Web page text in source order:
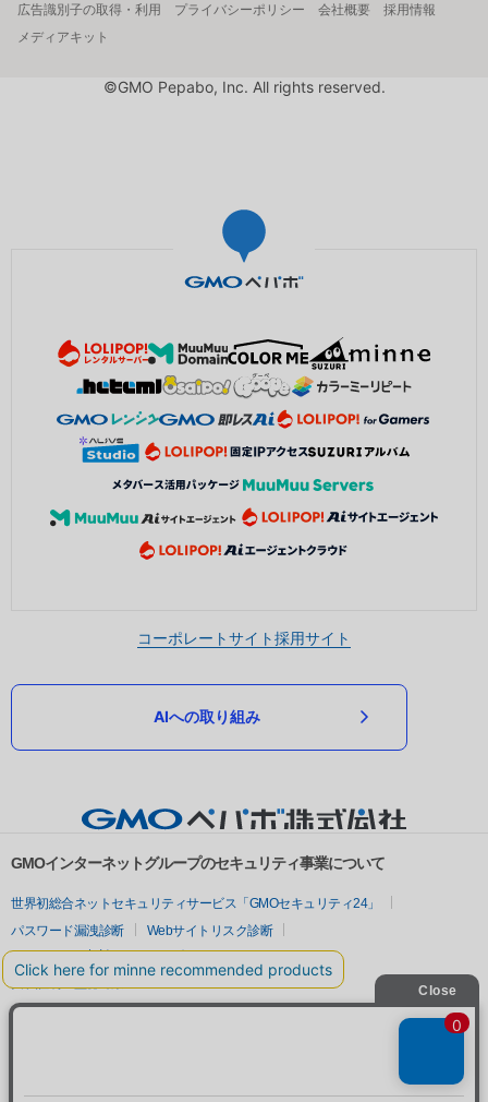
広告識別子の取得・利用
プライバシーポリシー 会社概要
採用情報
メディアキット
©GMO Pepabo, Inc. All rights reserved.
コーポレートサイト採用サイト
AIへの取り組み
GMOインターネットグループのセキュリティ事業について
世界初総合ネットセキュリティサービス「GMOセキュリティ24」
パスワード漏洩診断
Webサイトリスク診断
セキュリティ相談AIチャットボット
実在証明・盗聴対策
サイバー攻撃対策（GMOサイバーセキュリティ byイエラエ）